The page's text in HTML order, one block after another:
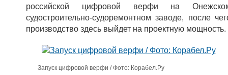
российской цифровой верфи на
судостроительно-судоремонтном заводе, после
производство здесь выйдет на проектную мощность.
Запуск цифровой верфи / Фото: Корабел.Ру